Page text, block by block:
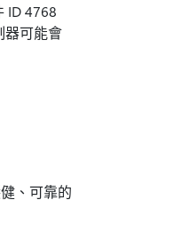
ID 4768
器可能會
、可靠的